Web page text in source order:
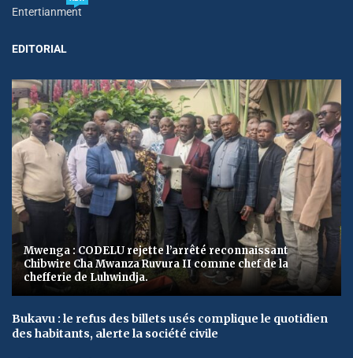
Entertianment
EDITORIAL
Mwenga : CODELU rejette l’arrêté reconnaissant
Chibwire Cha Mwanza Ruvura II comme chef de la
chefferie de Luhwindja.
Bukavu : le refus des billets usés complique le quotidien
des habitants, alerte la société civile